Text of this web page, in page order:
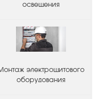
освещения
электрощитового
оборудования